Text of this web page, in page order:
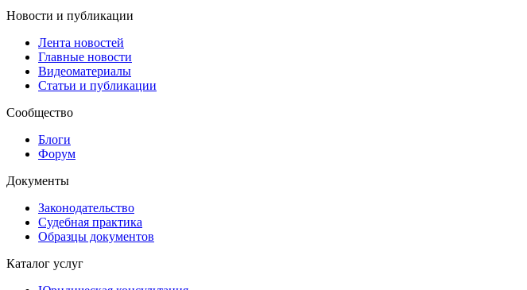
Новости и публикации
Лента новостей
Главные новости
Видеоматериалы
Статьи и публикации
Сообщество
Блоги
Форум
Документы
Законодательство
Судебная практика
Образцы документов
Каталог услуг